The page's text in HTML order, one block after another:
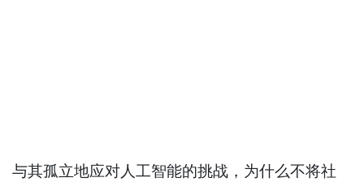
与其孤立地应对人工智能的挑战，为什么不将社